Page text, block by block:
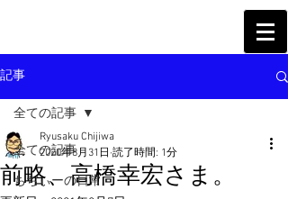
記事
全ての記事
ちぢぃーの日常
全ての記事
前略、高橋幸宏さま。
Ryusaku Chijiwa
2020年8月31日 読了時間: 1分